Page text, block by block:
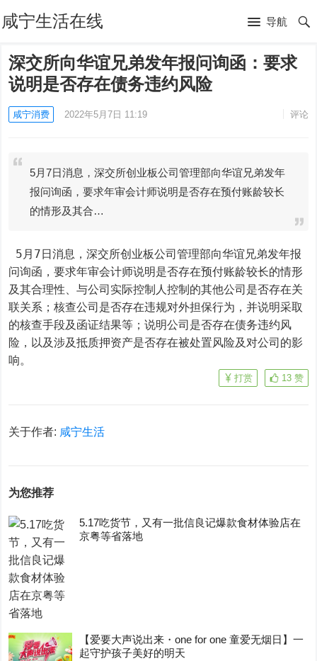
咸宁生活在线 导航
深交所向华谊兄弟发年报问询函：要求
说明是否存在债务违约风险
咸宁消费 2022年5月7日 11:19 评论
5月7日消息，深交所创业板公司管理部向华谊兄弟发年
报问询函，要求年审会计师说明是否存在预付账龄较长
的情形及其合…
问询函，要求年审会计师说明是否存在预付账龄较长的情形
及其合理性、与公司实际控制人控制的其他公司是否存在关
联关系；核查公司是否存在违规对外担保行为，并说明采取
的核查手段及函证结果等；说明公司是否存在债务违约风
险，以及涉及抵质押资产是否存在被处置风险及对公司的影
响。
13 赞
打赏
关于作者: 咸宁生活
为您推荐
5.17吃货节，又有一批信良记爆款食材体验店在
京粤等省落地
【爱要大声说出来・one for one 童爱无烟日】一
起守护孩子美好的明天